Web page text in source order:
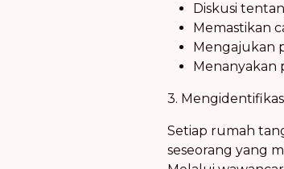
Diskusi
Memastikan
Mengajukan
Menanyakan
3.
Setiap rumah
seseorang yang